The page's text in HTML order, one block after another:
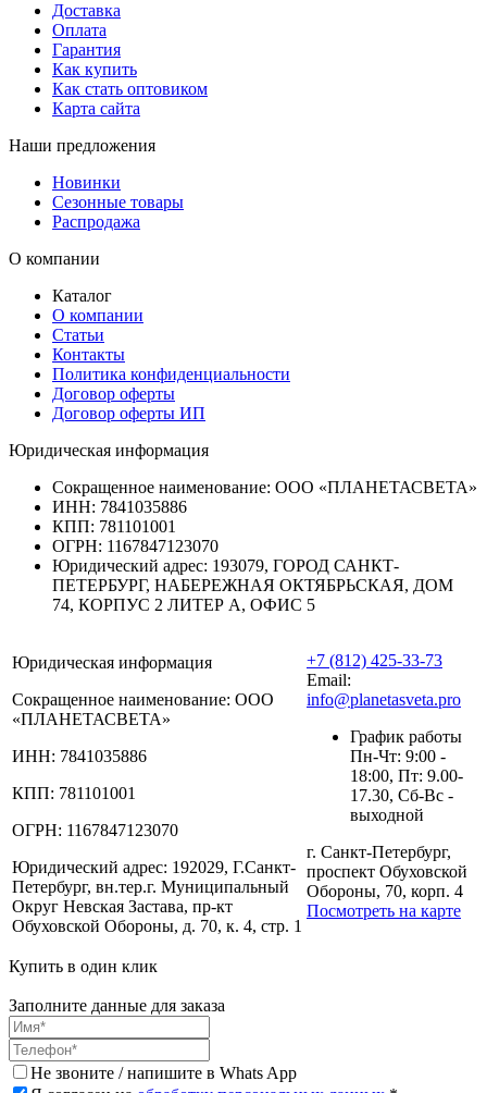
Доставка
Оплата
Гарантия
Как купить
Как стать оптовиком
Карта сайта
Наши предложения
Новинки
Сезонные товары
Распродажа
О компании
Каталог
О компании
Статьи
Контакты
Политика конфиденциальности
Договор оферты
Договор оферты ИП
Юридическая информация
Сокращенное наименование: ООО «ПЛАНЕТАСВЕТА»
ИНН: 7841035886
КПП: 781101001
ОГРН: 1167847123070
Юридический адрес: 193079, ГОРОД САНКТ-
ПЕТЕРБУРГ, НАБЕРЕЖНАЯ ОКТЯБРЬСКАЯ, ДОМ
74, КОРПУС 2 ЛИТЕР А, ОФИС 5
Юридическая информация
Сокращенное наименование: ООО
«ПЛАНЕТАСВЕТА»
ИНН: 7841035886
КПП: 781101001
ОГРН: 1167847123070
Юридический адрес: 192029, Г.Санкт-
Петербург, вн.тер.г. Муниципальный
Округ Невская Застава, пр-кт
Обуховской Обороны, д. 70, к. 4, стр. 1
+7 (812) 425-33-73
Email:
info@planetasveta.pro
График работы
Пн-Чт: 9:00 -
18:00, Пт: 9.00-
17.30, Сб-Вс -
выходной
г. Санкт-Петербург,
проспект Обуховской
Обороны, 70, корп. 4
Посмотреть на карте
Купить в один клик
Заполните данные для заказа
Не звоните / напишите в Whats App